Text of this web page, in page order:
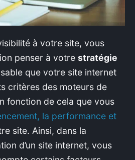
à votre site, vous
penser à votre stratégie
que votre site internet
critères des moteurs de
fonction de cela que vous
la performance et
site. Ainsi, dans la
d’un site internet, vous